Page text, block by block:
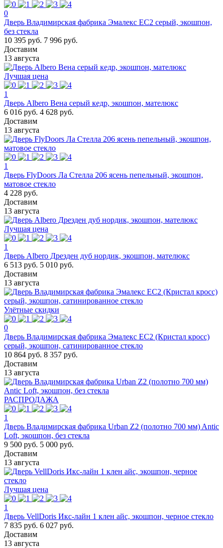
0
Дверь Владимирская фабрика Эмалекс ЕС2 серый, экошпон,
без стекла
10 395 руб. 7 996 руб.
Доставим
13 августа
Лучшая цена
1
Дверь Albero Вена серый кедр, экошпон, мателюкс
6 016 руб. 4 628 руб.
Доставим
13 августа
1
Дверь FlyDoors Ла Стелла 206 ясень пепельный, экошпон,
матовое стекло
4 228 руб.
Доставим
13 августа
Лучшая цена
1
Дверь Albero Дрезден дуб нордик, экошпон, мателюкс
6 513 руб. 5 010 руб.
Доставим
13 августа
Улётные скидки
0
Дверь Владимирская фабрика Эмалекс ЕС2 (Кристал кросс)
серый, экошпон, сатинированное стекло
10 864 руб. 8 357 руб.
Доставим
13 августа
РАСПРОДАЖА
1
Дверь Владимирская фабрика Urban Z2 (полотно 700 мм) Antic
Loft, экошпон, без стекла
9 500 руб. 5 000 руб.
Доставим
13 августа
Лучшая цена
1
Дверь VellDoris Икс-лайн 1 клен айс, экошпон, черное стекло
7 835 руб. 6 027 руб.
Доставим
13 августа